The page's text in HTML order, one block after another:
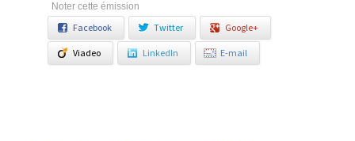
Noter cette émission
Facebook Twitter Google+
Viadeo LinkedIn E-mail